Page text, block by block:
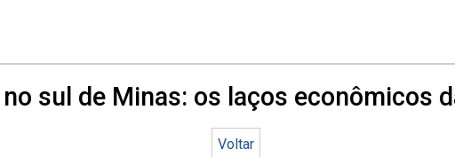
sul de Minas: os laços econômicos
Voltar